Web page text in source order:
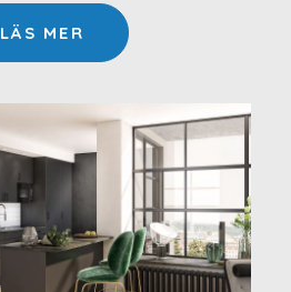
LÄS MER